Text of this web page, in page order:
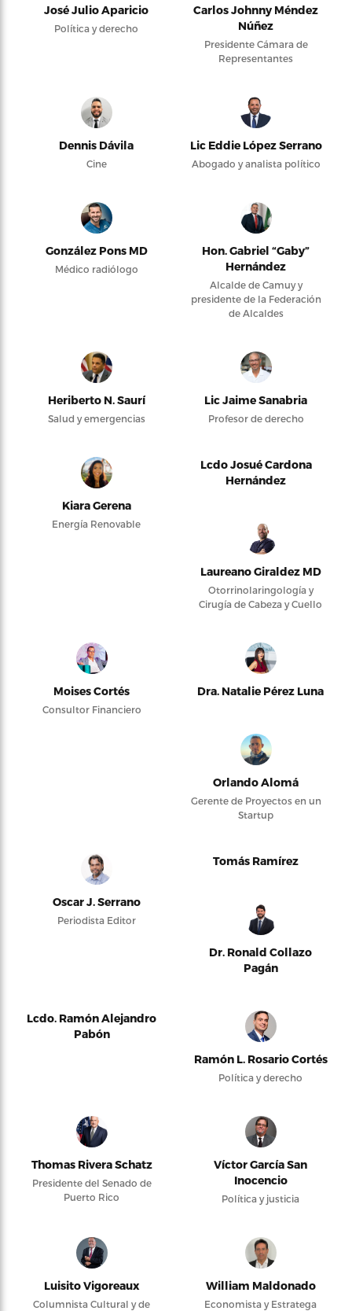
José Julio Aparicio
Política y derecho
Carlos Johnny Méndez
Núñez
Presidente Cámara de
Representantes
Dennis Dávila
Cine
Lic Eddie López Serrano
Abogado y analista político
González Pons MD
Médico radiólogo
Hon. Gabriel “Gaby”
Hernández
Alcalde de Camuy y
presidente de la Federación
de Alcaldes
Heriberto N. Saurí
Salud y emergencias
Lic Jaime Sanabria
Profesor de derecho
Kiara Gerena
Energía Renovable
Lcdo Josué Cardona
Hernández
Laureano Giraldez MD
Otorrinolaringología y
Cirugía de Cabeza y Cuello
Moises Cortés
Consultor Financiero
Dra. Natalie Pérez Luna
Orlando Alomá
Gerente de Proyectos en un
Startup
Oscar J. Serrano
Periodista Editor
Tomás Ramírez
Dr. Ronald Collazo
Pagán
Lcdo. Ramón Alejandro
Pabón
Ramón L. Rosario Cortés
Política y derecho
Thomas Rivera Schatz
Presidente del Senado de
Puerto Rico
Víctor García San
Inocencio
Política y justicia
Luisito Vigoreaux
Columnista Cultural y de
William Maldonado
Economista y Estratega